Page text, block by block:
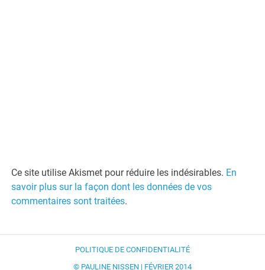
Ce site utilise Akismet pour réduire les indésirables. En
savoir plus sur la façon dont les données de vos
commentaires sont traitées.
POLITIQUE DE CONFIDENTIALITÉ
© PAULINE NISSEN | FÉVRIER 2014